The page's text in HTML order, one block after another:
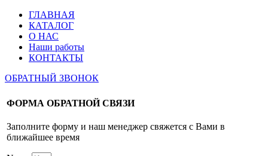
ГЛАВНАЯ
КАТАЛОГ
О НАС
Наши работы
КОНТАКТЫ
ОБРАТНЫЙ ЗВОНОК
ФОРМА ОБРАТНОЙ СВЯЗИ
Заполните форму и наш менеджер свяжется с Вами в
ближайшее время